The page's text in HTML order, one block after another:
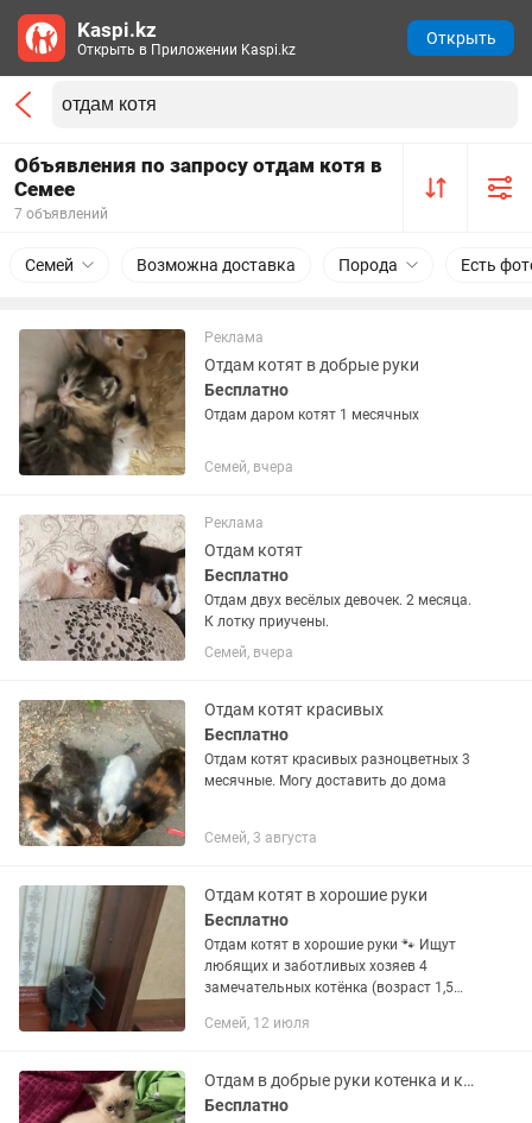
Объявления по запросу отдам котя в
Семее
7 объявлений
Семей Возможна доставка Порода Есть
Реклама
Отдам котят в добрые руки
Бесплатно
Отдам даром котят 1 месячных
Семей, вчера
Реклама
Отдам котят
Бесплатно
Отдам двух весёлых девочек. 2 месяца.
К лотку приучены.
Семей, вчера
Отдам котят красивых
Бесплатно
Отдам котят красивых разноцветных 3
месячные. Могу доставить до дома
Семей, 3 августа
Отдам котят в хорошие руки
Бесплатно
Отдам котят в хорошие руки 🐾 Ищут
любящих и заботливых хозяев 4
замечательных котёнка (возраст 1,5
серый мальчик - 1 серая девочка
Семей, 12 июля
Отдам в добрые руки котенка и кошку
Бесплатно
Kaspi.kz
Открыть в Приложении Kaspi.kz
Открыть